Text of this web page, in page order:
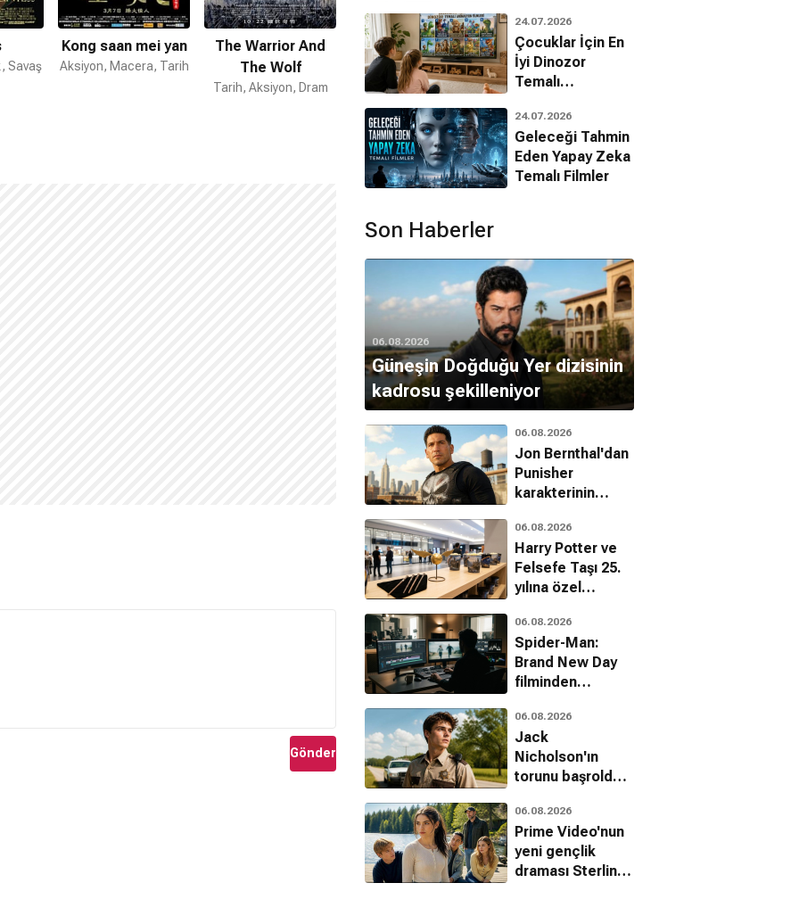
Savaş
Kong saan mei yan
Aksiyon, Macera, Tarih
The Warrior And
The Wolf
Tarih, Aksiyon, Dram
Duvak
Romantik, Dram
Altın Çiçeğin Laneti
Gönder
24.07.2026
Çocuklar İçin En
İyi Dinozor
Temalı
Filmleri
24.07.2026
Geleceği Tahmin
Eden Yapay Zeka
Temalı Filmler
Son Haberler
06.08.2026
Güneşin Doğduğu Yer dizisinin
kadrosu şekilleniyor
06.08.2026
Jon Bernthal'dan
Punisher
karakterinin
hakkında dikkat
çeken
açıklamalar
06.08.2026
Harry Potter ve
Felsefe Taşı 25.
yılına özel
sinemalara
dönüyor
06.08.2026
Spider-Man:
Brand New Day
filminden
belli oldu
06.08.2026
Jack
Nicholson'ın
torunu başrolde:
ilk fragman
06.08.2026
Prime Video'nun
yeni gençlik
draması Sterling